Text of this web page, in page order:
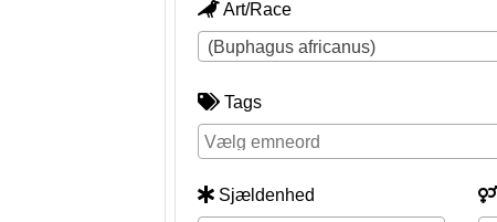
Art/Race
(Buphagus africanus)
Tags
Sjældenhed